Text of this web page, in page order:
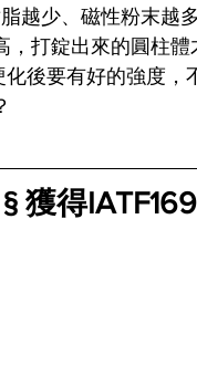
越少、磁性粉末越
，打錠出來的圓柱
化後要有好的強度
獲得